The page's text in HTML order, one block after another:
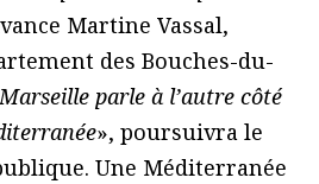
Martine Vassal,
des Bouches-du-
Marseille parle à l’autre côté
», poursuivra le
Une Méditerranée